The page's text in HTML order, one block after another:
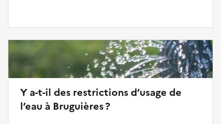
Y a-t-il des restrictions d’usage de
l’eau à Bruguières ?